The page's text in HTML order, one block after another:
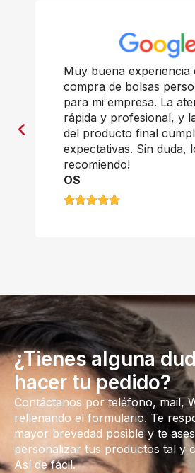
Muy buena experiencia
compra de bolsas
para mi empresa. La
rápida y profesional, y
del producto final
expectativas. Sin duda,
recomiendo!
OS
¿Tienes alguna
hacer tu pedido?
Contáctanos por teléfono, mail,
rellenando el formulario. Te
mayor brevedad posible y te
personalizar tus productos tal y
Así de fácil.